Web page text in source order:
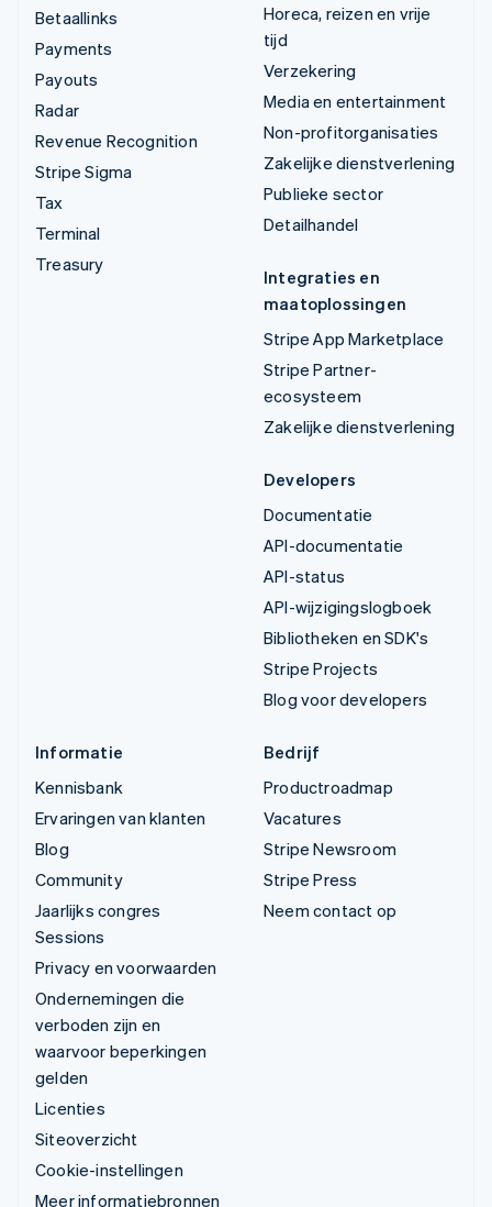
Betaallinks
Payments
Payouts
Radar
Revenue Recognition
Stripe Sigma
Tax
Terminal
Treasury
Horeca, reizen en vrije
tijd
Verzekering
Media en entertainment
Non-profitorganisaties
Zakelijke dienstverlening
Publieke sector
Detailhandel
Integraties en
maatoplossingen
Stripe App Marketplace
Stripe Partner-
ecosysteem
Zakelijke dienstverlening
Developers
Documentatie
API-documentatie
API-status
API-wijzigingslogboek
Bibliotheken en SDK's
Stripe Projects
Blog voor developers
Informatie
Kennisbank
Ervaringen van klanten
Blog
Community
Jaarlijks congres
Sessions
Privacy en voorwaarden
Ondernemingen die
verboden zijn en
waarvoor beperkingen
gelden
Licenties
Siteoverzicht
Cookie-instellingen
Meer informatiebronnen
Bedrijf
Productroadmap
Vacatures
Stripe Newsroom
Stripe Press
Neem contact op